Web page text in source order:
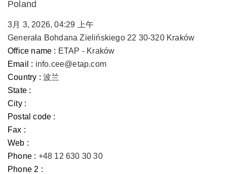
Poland
3月 3, 2026, 04:29 上午
Generała Bohdana Zielińskiego 22 30-320 Kraków
Office name : ETAP - Kraków
Email : info.cee@etap.com
Country : 波兰
State :
City :
Postal code :
Fax :
Web :
Phone : +48 12 630 30 30
Phone 2 :